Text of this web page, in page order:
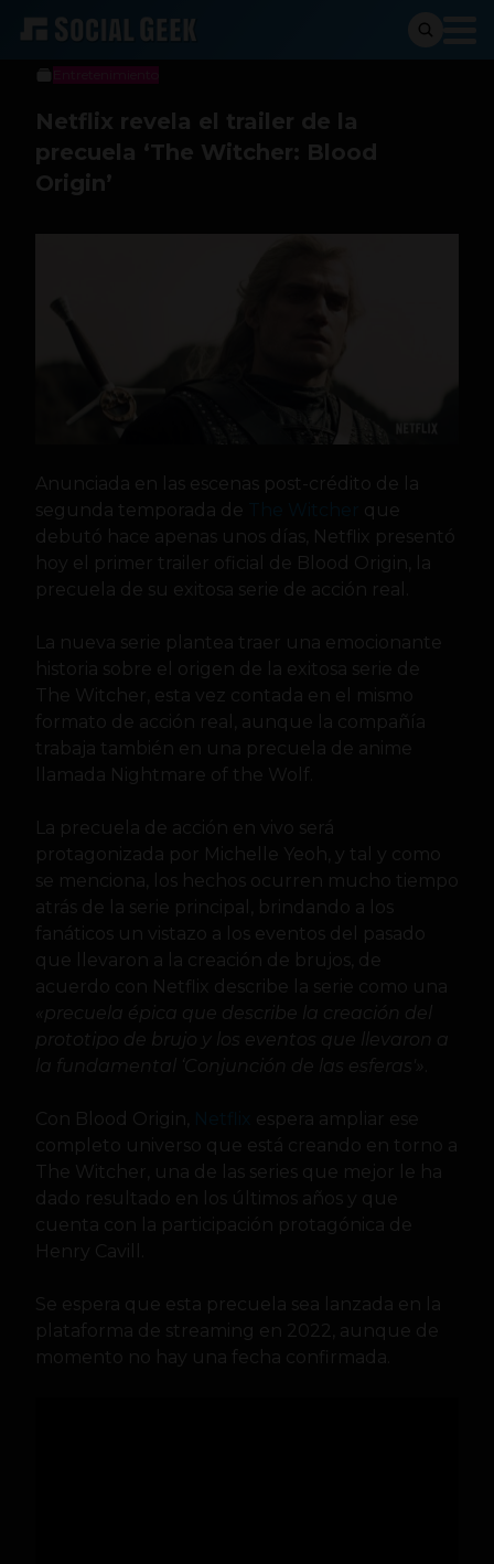
Social Geek
20 de diciembre de 2021
Netflix revela el trailer de la
precuela ‘The Witcher: Blood
Origin’
Anunciada en las escenas post-crédito de la
segunda temporada de
que
debutó hace apenas unos días, Netflix presentó
hoy el primer trailer oficial de Blood Origin, la
precuela de su exitosa serie de acción real.
La nueva serie plantea traer una emocionante
historia sobre el origen de la exitosa serie de
The Witcher, esta vez contada en el mismo
formato de acción real, aunque la compañía
trabaja también en una precuela de anime
llamada Nightmare of the Wolf.
La precuela de acción en vivo será
protagonizada por Michelle Yeoh, y tal y como
se menciona, los hechos ocurren mucho tiempo
atrás de la serie principal, brindando a los
fanáticos un vistazo a los eventos del pasado
que llevaron a la creación de brujos, de
acuerdo con Netflix describe la serie como una
«precuela épica que describe la creación del
prototipo de brujo y los eventos que llevaron a
la fundamental ‘Conjunción de las esferas'»
Con Blood Origin,
espera ampliar ese
completo universo que está creando en torno a
The Witcher, una de las series que mejor le ha
dado resultado en los últimos años y que
cuenta con la participación protagónica de
Henry Cavill.
Se espera que esta precuela sea lanzada en la
plataforma de streaming en 2022, aunque de
momento no hay una fecha confirmada.